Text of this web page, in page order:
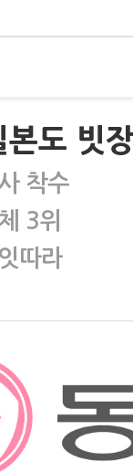
본도 빗
착수
3위
따라